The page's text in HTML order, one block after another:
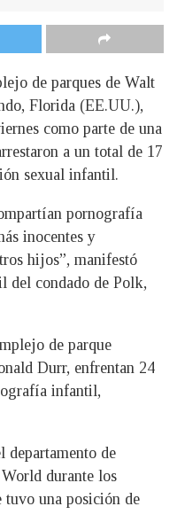
de parques de Walt
Florida (EE.UU.),
como parte de una
a un total de 17
sexual infantil.
pornografía
inocentes y
hijos”, manifestó
del condado de Polk,
de parque
Durr, enfrentan 24
infantil,
departamento de
durante los
tuvo una posición de